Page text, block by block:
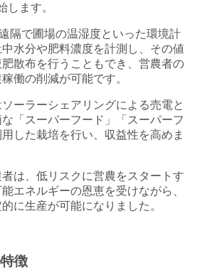
します。
隔で圃場の温湿度といった環境計
水分や肥料濃度を計測し、その値
散布を行うこともでき、営農者の
働の削減が可能です。
ーラーシェアリングによる売電と
「スーパーフード」「スーパーフ
した栽培を行い、収益性を高めま
は、低リスクに営農をスタートす
エネルギーの恩恵を受けながら、
に生産が可能になりました。
徴